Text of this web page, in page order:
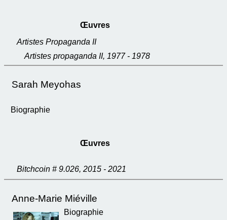
Œuvres
Artistes Propaganda II
Artistes propaganda II, 1977 - 1978
Sarah Meyohas
Biographie
Œuvres
Bitchcoin # 9.026, 2015 - 2021
Anne-Marie Miéville
Biographie